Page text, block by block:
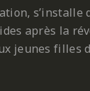
s’installe
après la
jeunes filles